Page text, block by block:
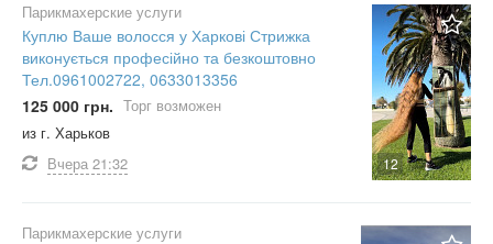
12
Парикмахерские услуги
Куплю Ваше волосся у Харкові Стрижка
виконується професійно та безкоштовно
Тел.0961002722, 0633013356
125 000 грн. Торг возможен
из г. Харьков
Вчера 21:32
Парикмахерские услуги